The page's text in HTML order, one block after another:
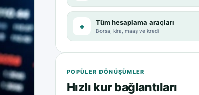
+ Tüm hesaplama araçları
Borsa, kira, maaş ve kredi
POPÜLER DÖNÜŞÜMLER
Hızlı kur bağlantıları